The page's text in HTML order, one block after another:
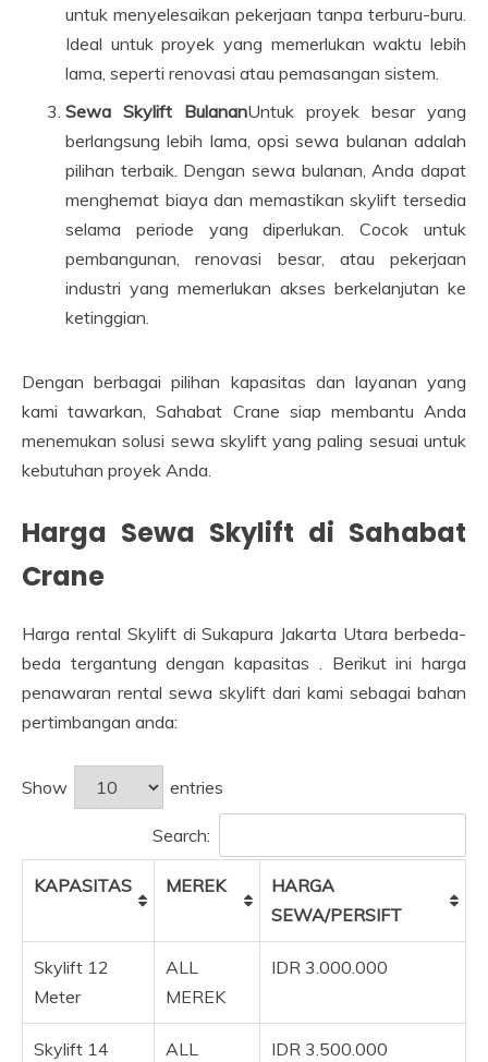
untuk menyelesaikan pekerjaan tanpa terburu-buru.
Ideal untuk proyek yang memerlukan waktu lebih
lama, seperti renovasi atau pemasangan sistem.
Sewa Skylift BulananUntuk proyek besar yang
berlangsung lebih lama, opsi sewa bulanan adalah
pilihan terbaik. Dengan sewa bulanan, Anda dapat
menghemat biaya dan memastikan skylift tersedia
selama periode yang diperlukan. Cocok untuk
pembangunan, renovasi besar, atau pekerjaan
industri yang memerlukan akses berkelanjutan ke
ketinggian.
Dengan berbagai pilihan kapasitas dan layanan yang
kami tawarkan, Sahabat Crane siap membantu Anda
menemukan solusi sewa skylift yang paling sesuai untuk
kebutuhan proyek Anda.
Harga Sewa Skylift di Sahabat
Crane
Harga rental Skylift di Sukapura Jakarta Utara berbeda-
beda tergantung dengan kapasitas . Berikut ini harga
penawaran rental sewa skylift dari kami sebagai bahan
pertimbangan anda:
Show entries
Search:
KAPASITAS MEREK
HARGA
SEWA/PERSIFT
Skylift 12
Meter
ALL
MEREK
IDR 3.000.000
Skylift 14
ALL
IDR 3.500.000